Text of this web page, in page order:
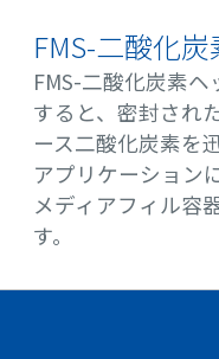
FMS-二酸化炭
FMS-二酸化炭素
すると、密封され
ース二酸化炭素を
アプリケーション
メディアフィル容
す。